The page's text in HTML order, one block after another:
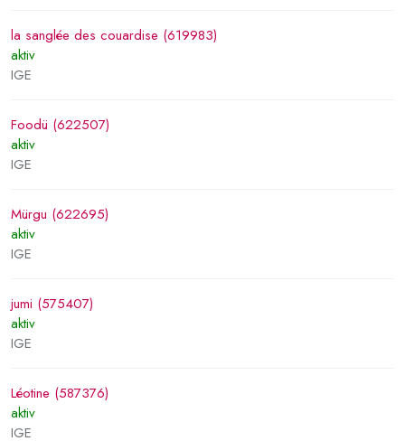
la sanglée des couardise (619983)
aktiv
IGE
Foodü (622507)
aktiv
IGE
Mürgu (622695)
aktiv
IGE
jumi (575407)
aktiv
IGE
Léotine (587376)
aktiv
IGE